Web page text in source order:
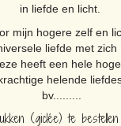
in liefde en licht.
mijn hogere zelf en
liefde met
heeft een hele
helende
bv.........
(giclée) te bestellen